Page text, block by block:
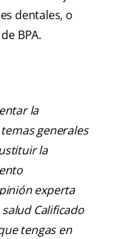
dentales, o
BPA.
la
generales
la
experta
Calificado
tengas en